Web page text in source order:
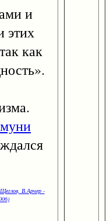
и
этих
как
В.Арчер -